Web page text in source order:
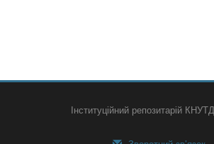
Інституційний репозитарій